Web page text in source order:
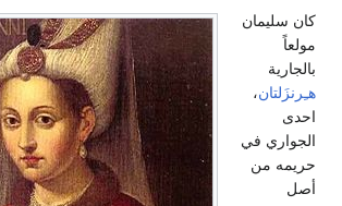
كان سليمان
مولعاً
بالجارية
هـِرنزَلتان،
احدى
الجواري في
حريمه من
أصل